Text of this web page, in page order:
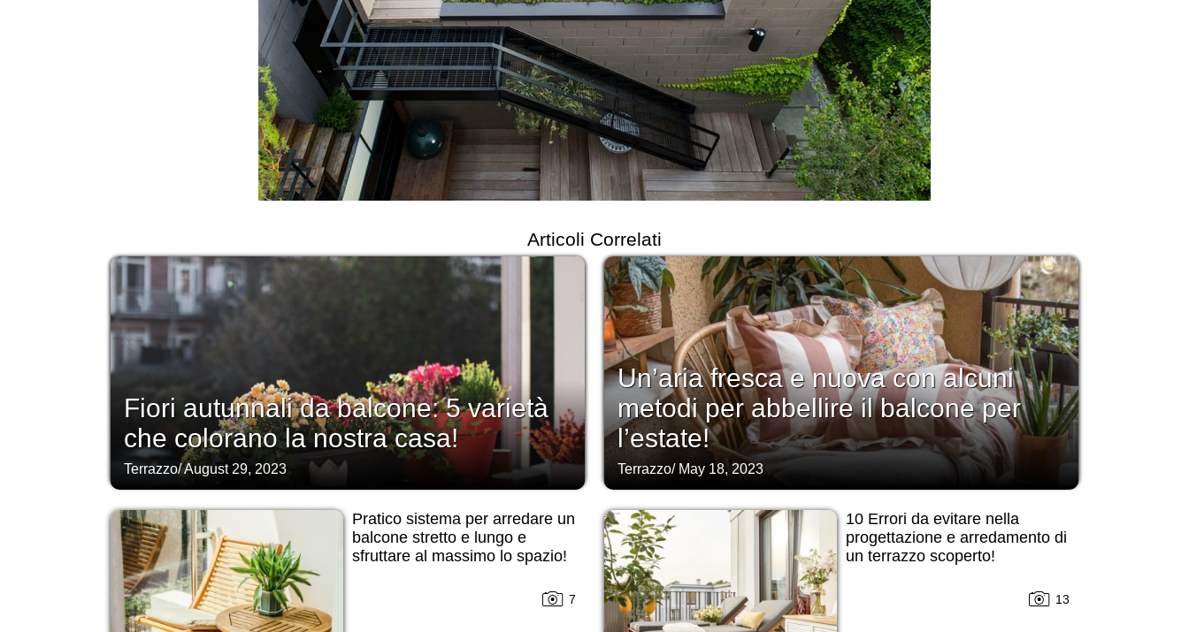
Articoli Correlati
Fiori autunnali da balcone: 5 varietà
che colorano la nostra casa!
Terrazzo/August 29, 2023
Un’aria fresca e nuova con alcuni
metodi per abbellire il balcone per
l’estate!
Terrazzo/ May 18, 2023
Pratico sistema per arredare un
balcone stretto e lungo e
sfruttare al massimo lo spazio!
7
10 Errori da evitare nella
progettazione e arredamento di
un terrazzo scoperto!
13